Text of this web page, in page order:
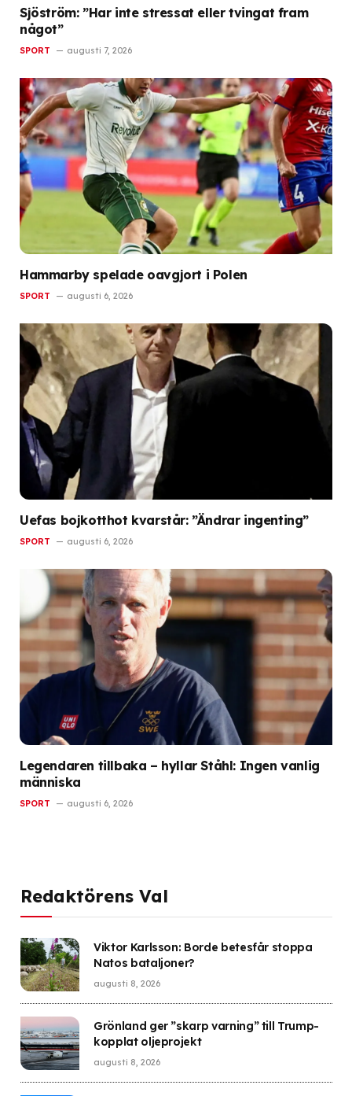
Sjöström: ”Har inte stressat eller tvingat fram
något”
SPORT augusti 7, 2026
Hammarby spelade oavgjort i Polen
SPORT augusti 6, 2026
Uefas bojkotthot kvarstår: ”Ändrar ingenting”
SPORT augusti 6, 2026
Legendaren tillbaka – hyllar Ståhl: Ingen vanlig
människa
SPORT augusti 6, 2026
Redaktörens Val
Viktor Karlsson: Borde betesfår stoppa
Natos bataljoner?
augusti 8, 2026
Grönland ger ”skarp varning” till Trump-
kopplat oljeprojekt
augusti 8, 2026